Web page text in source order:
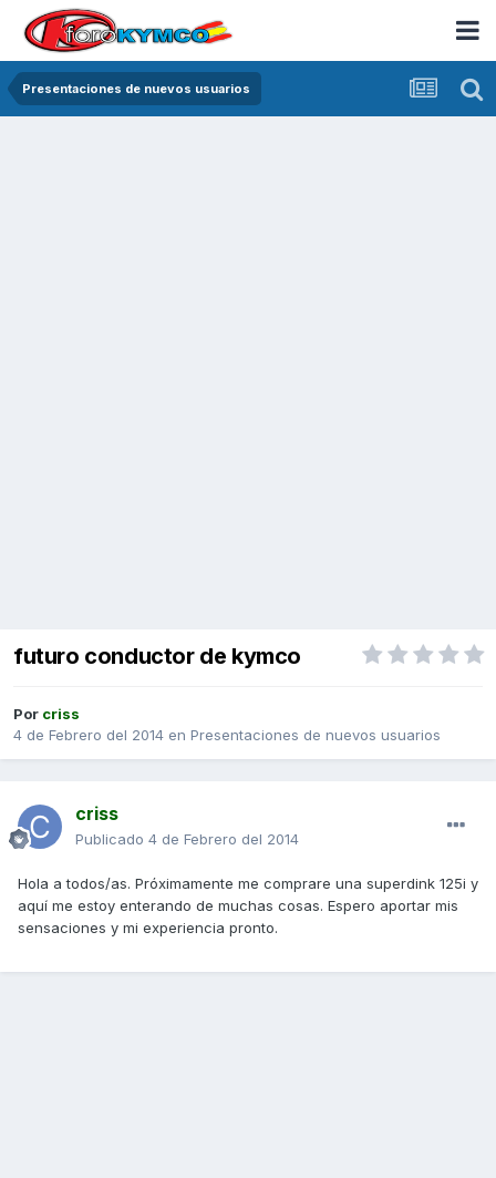
Presentaciones de nuevos usuarios
futuro conductor de kymco
Por criss
4 de Febrero del 2014 en Presentaciones de nuevos usuarios
criss
Publicado 4 de Febrero del 2014
Hola a todos/as. Próximamente me comprare una superdink 125i y
aquí me estoy enterando de muchas cosas. Espero aportar mis
sensaciones y mi experiencia pronto.